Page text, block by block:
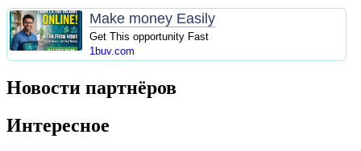
Make money Easily
Get This opportunity Fast
1buv.com
Новости партнёров
Интересное